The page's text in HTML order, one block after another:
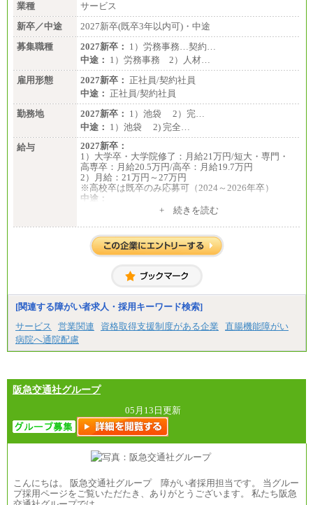
業種
サービス
新卒／中途
2027新卒(既卒3年以内可)・中途
募集職種
2027新卒： 1）労務事務…契約…
中途： 1）労務事務 2）人材…
雇用形態
2027新卒： 正社員/契約社員
中途： 正社員/契約社員
勤務地
2027新卒： 1）池袋 2）完…
中途： 1）池袋 2) 完全…
給与
2027新卒：
1）大学卒・大学院修了：月給21万円/短大・専門・
高専卒：月給20.5万円/高卒：月給19.7万円
2）月給：21万円～27万円
※高校卒は既卒のみ応募可（2024～2026年卒）
中途：
1）月給：21万円～25万円+ 続きを読む
[関連する障がい者求人・採用キーワード検索]
サービス
営業関連 資格取得支援制度がある企業
直腸機能障がい
病院へ通院配慮
阪急交通社グループ
05月13日更新
こんにちは。 阪急交通社グループ 障がい者採用担当です。 当グルー
プ採用ページをご覧いただたき、ありがとうございます。 私たち阪急